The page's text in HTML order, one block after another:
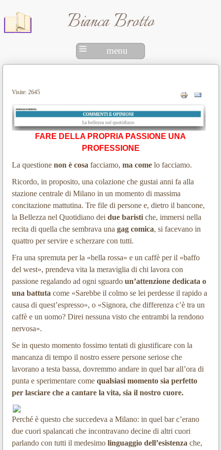
Bianca Brotto
menu
Visite: 2645
FARE DELLA PROPRIA PASSIONE UNA
PROFESSIONE
La questione non è cosa facciamo, ma comelo facciamo.
Ricordo, in proposito, una colazione che gustai anni fa alla
stazione centrale di Milano in un momento di massima
concitazione mattutina. Tre file di persone e, dietro il bancone,
la Bellezza nel Quotidiano dei due baristiche, immersi nella
recita di quella che sembrava una gag comica, si facevano in
quattro per servire e scherzare con tutti.
Fra una spremuta per la «bella rossa» e un caffè per il «baffo
del west», prendeva vita la meraviglia di chi lavora con
passione regalando ad ogni sguardo un’attenzione dedicata o
una battuta come «Sarebbe il colmo se lei perdesse il rapido a
causa di quest’espresso», o «Signora, che differenza c’è tra un
caffè e un uomo? Direi nessuna visto che entrambi la rendono
nervosa».
Se in questo momento fossimo tentati di giustificare con la
mancanza di tempo il nostro essere persone seriose che
lavorano a testa bassa, dovremmo andare in quel bar all’ora di
punta e sperimentare come qualsiasi momento sia perfetto
per lasciare che a cantare la vita, sia il nostro cuore.
Perché è questo che succedeva a Milano: in quel bar c’erano
due cuori spalancati che incontravano decine di altri cuori
parlando con tutti il medesimo linguaggio dell’esistenza che,